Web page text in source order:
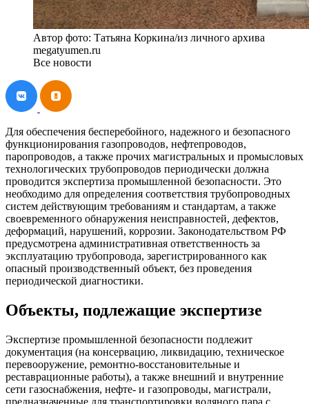
Автор фото: Татьяна Коркина/из личного архива
megatyumen.ru
Все новости
Для обеспечения бесперебойного, надежного и безопасного
функционирования газопроводов, нефтепроводов,
паропроводов, а также прочих магистральных и промысловых
технологических трубопроводов периодически должна
проводится экспертиза промышленной безопасности. Это
необходимо для определения соответствия трубопроводных
систем действующим требованиям и стандартам, а также
своевременного обнаружения неисправностей, дефектов,
деформаций, нарушений, коррозии. Законодательством РФ
предусмотрена административная ответственность за
эксплуатацию трубопровода, зарегистрированного как
опасный производственный объект, без проведения
периодической диагностики.
Объекты, подлежащие экспертизе
Экспертизе промышленной безопасности подлежит
документация (на консервацию, ликвидацию, техническое
перевооружение, ремонтно-восстановительные и
реставрационные работы), а также внешний и внутренние
сети газоснабжения, нефте- и газопроводы, магистрали,
предназначенные для транспортировки водяного пара с